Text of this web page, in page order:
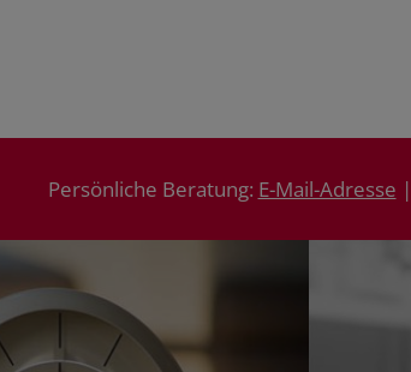
Persönliche Beratung: E-Mail-Adresse |